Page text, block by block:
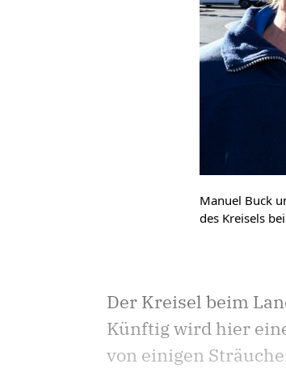
Manuel Buck
des Kreisels
Der Kreisel beim
Künftig wird hier
von einigen